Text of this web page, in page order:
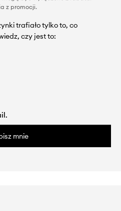
z promocji.
trafiało tylko to, co
czy jest to:
mnie